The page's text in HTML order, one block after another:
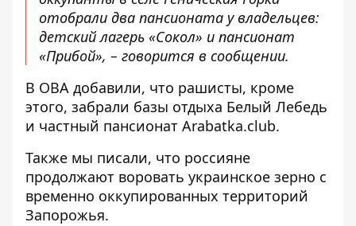
отобрали два пансионата у владельцев:
детский лагерь «Сокол» и пансионат
«Прибой», – говорится в сообщении.
В ОВА добавили, что рашисты, кроме
этого, забрали базы отдыха Белый Лебедь
и частный пансионат Arabatka.club.
Также мы писали, что россияне
продолжают воровать украинское зерно с
временно оккупированных территорий
Запорожья.